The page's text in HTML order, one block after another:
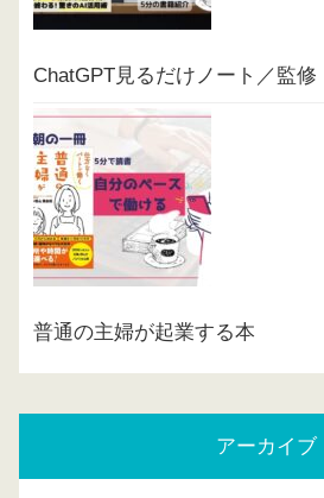
ChatGPT見るだけノート／監修
普通の主婦が起業する本
アーカイブ